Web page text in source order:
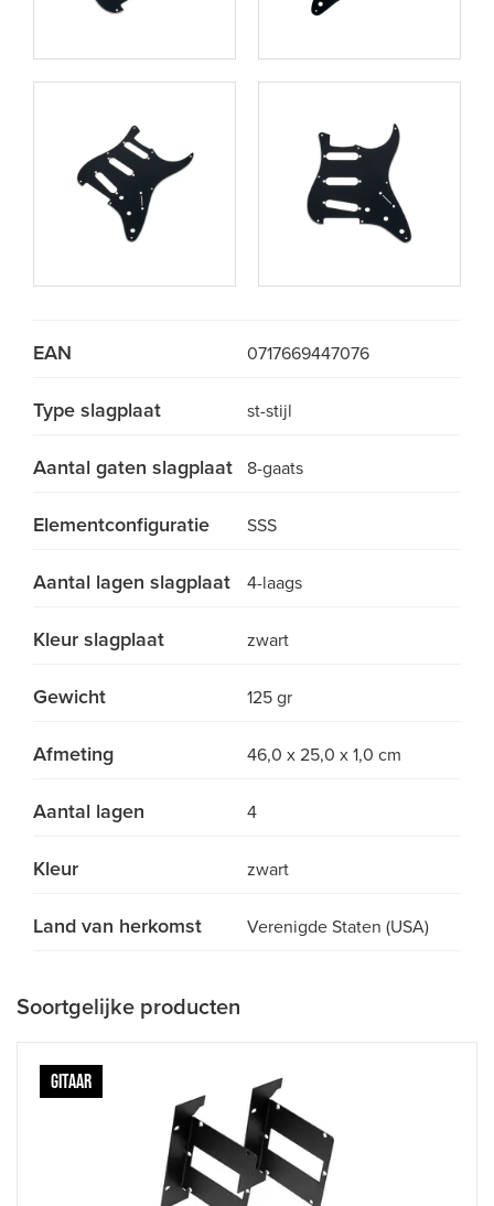
EAN 0717669447076
Type slagplaat st-stijl
Aantal gaten slagplaat 8-gaats
Elementconfiguratie SSS
Aantal lagen slagplaat 4-laags
Kleur slagplaat zwart
Gewicht 125 gr
Afmeting 46,0 x 25,0 x 1,0 cm
Aantal lagen 4
Kleur zwart
Land van herkomst Verenigde Staten (USA)
Soortgelijke producten
GITAAR